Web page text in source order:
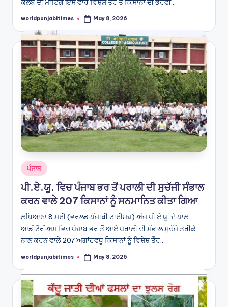
ਕਲੱਬ ਦੀ ਮੀਟਿੰਗ ਇਸ ਵਾਰ ਵਿਸ਼ੇਸ਼ ਤੌਰ ਤੇ ਕਿਸਾਨਾਂ ਦੀ ਭਰਵੀਂ…
Posted
worldpunjabitimes May 8, 2026
Posted
in
ਪੰਜਾਬ
ਪੀ.ਏ.ਯੂ. ਵਿਚ ਪੰਜਾਬ ਭਰ ਤੋਂ ਪਰਾਲੀ ਦੀ ਸੁਚੱਜੀ ਸੰਭਾਲ
ਕਰਨ ਵਾਲੇ 207 ਕਿਸਾਨਾਂ ਨੂੰ ਸਨਮਾਨਿਤ ਕੀਤਾ ਗਿਆ
ਲੁਧਿਆਣਾ 8 ਮਈ (ਵਰਲਡ ਪੰਜਾਬੀ ਟਾਈਮਜ਼) ਅੱਜ ਪੀ.ਏ.ਯੂ. ਦੇ ਪਾਲ
ਆਡੀਟੋਰੀਅਮ ਵਿਚ ਪੰਜਾਬ ਭਰ ਤੋਂ ਆਏ ਪਰਾਲੀ ਦੀ ਸੰਭਾਲ ਸੁਚੱਜੇ ਤਰੀਕੇ
ਨਾਲ ਕਰਨ ਵਾਲੇ 207 ਅਗਾਂਹਵਧੂ ਕਿਸਾਨਾਂ ਨੂੰ ਵਿਸ਼ੇਸ਼ ਤੌਰ…
Posted
worldpunjabitimes May 8, 2026